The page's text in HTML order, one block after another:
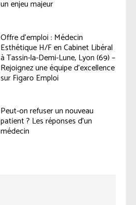
un enjeu majeur
Offre d’emploi : Médecin
Esthétique H/F en Cabinet Libéral
à Tassin-la-Demi-Lune, Lyon (69) –
Rejoignez une équipe d’excellence
sur Figaro Emploi
Peut-on refuser un nouveau
patient ? Les réponses d’un
médecin